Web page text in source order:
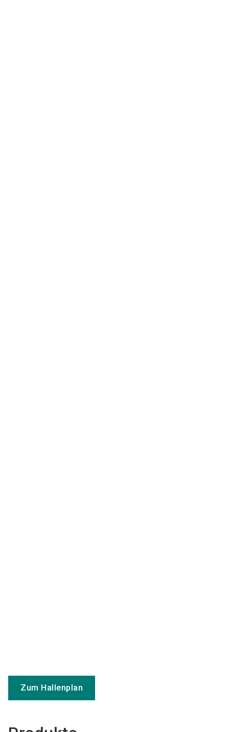
Zum Hallenplan